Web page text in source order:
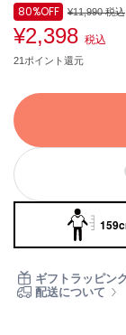
Ballelite
バレリット
BANDOLIER
Barbour
Beyond Closet
Calvin Klein
CELFORD
80%OFF ¥11,990税込
¥2,398 税込
21ポイント還元
ギフトラッピン
配送について